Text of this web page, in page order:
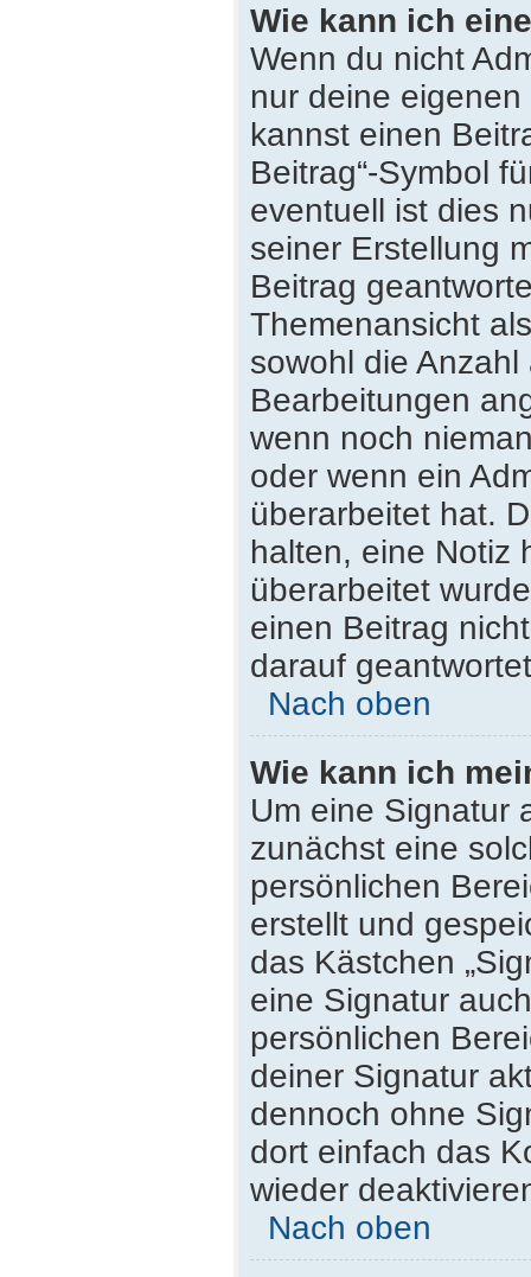
Wie kann ich
Wenn du nicht
nur deine
kannst einen
Beitrag“-Symbol
eventuell ist dies
seiner Erstellung
Beitrag
Themenansicht
sowohl die
Bearbeitungen
wenn noch
oder wenn ein
überarbeitet hat.
halten, eine Notiz
überarbeitet
einen Beitrag
darauf
Nach oben
Wie kann ich
Um eine Signatur
zunächst eine
persönlichen
erstellt und
das Kästchen
eine Signatur
persönlichen
deiner Signatur
dennoch ohne
dort einfach das
wieder
Nach oben